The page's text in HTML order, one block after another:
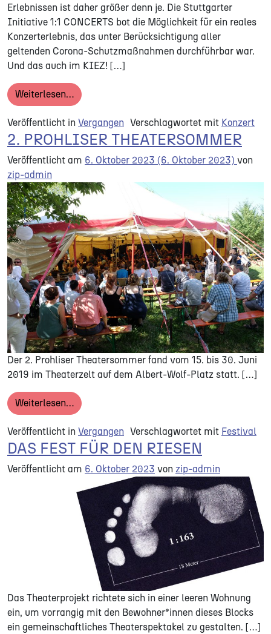
Erlebnissen ist daher größer denn je. Die Stuttgarter
Initiative 1:1 CONCERTS bot die Möglichkeit für ein reales
Konzerterlebnis, das unter Berücksichtigung aller
geltenden Corona-Schutzmaßnahmen durchführbar war.
Und das auch im KIEZ! […]
Weiterlesen…from 1:1 CONCERTS | Staatskapelle direkt
Veröffentlicht in Vergangen Verschlagwortet mit Konzert
2. PROHLISER THEATERSOMMER
Veröffentlicht am 6. Oktober 2023 (6. Oktober 2023) von
zip-admin
Der 2. Prohliser Theatersommer fand vom 15. bis 30. Juni
2019 im Theaterzelt auf dem Albert-Wolf-Platz statt. […]
Weiterlesen…from 2. PROHLISER THEATERSOMMER
Veröffentlicht in Vergangen Verschlagwortet mit Festival
DAS FEST FÜR DEN RIESEN
Veröffentlicht am 6. Oktober 2023 von zip-admin
Das Theaterprojekt richtete sich in einer leeren Wohnung
ein, um vorrangig mit den Bewohner*innen dieses Blocks
ein gemeinschaftliches Theaterspektakel zu gestalten. […]